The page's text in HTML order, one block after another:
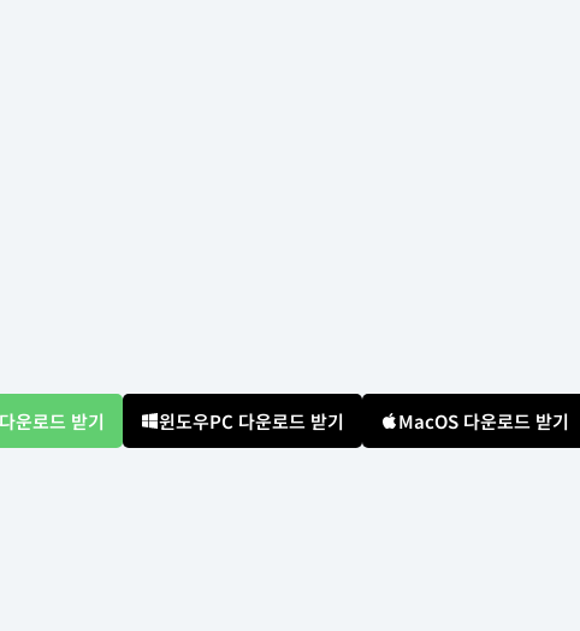
운로드 받기 윈도우PC 다운로드 받기 MacOS 다운로드 받기